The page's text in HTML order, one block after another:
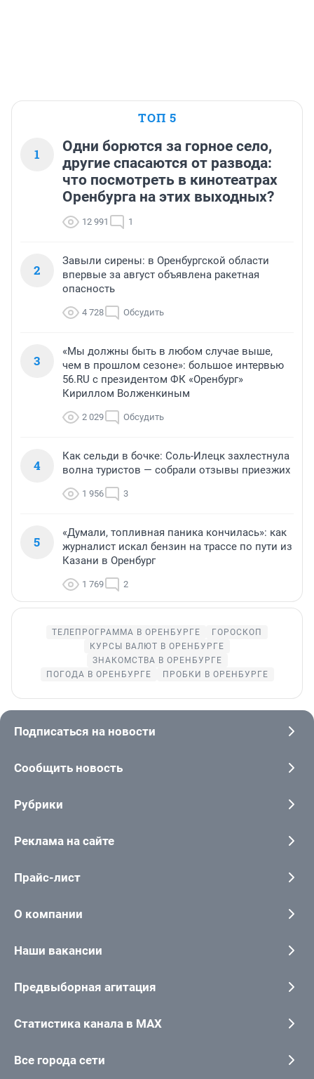
ТОП 5
1
Одни борются за горное село,
другие спасаются от развода:
что посмотреть в кинотеатрах
Оренбурга на этих выходных?
12 991 1
2
Завыли сирены: в Оренбургской области
впервые за август объявлена ракетная
опасность
4 728 Обсудить
3
«Мы должны быть в любом случае выше,
чем в прошлом сезоне»: большое интервью
56.RU с президентом ФК «Оренбург»
Кириллом Волженкиным
2 029 Обсудить
4
Как сельди в бочке: Соль-Илецк захлестнула
волна туристов — собрали отзывы приезжих
1 956 3
5
«Думали, топливная паника кончилась»: как
журналист искал бензин на трассе по пути из
Казани в Оренбург
1 769 2
ТЕЛЕПРОГРАММА В ОРЕНБУРГЕ
ГОРОСКОП
КУРСЫ ВАЛЮТ В ОРЕНБУРГЕ
ЗНАКОМСТВА В ОРЕНБУРГЕ
ПОГОДА В ОРЕНБУРГЕ
ПРОБКИ В ОРЕНБУРГЕ
Подписаться на новости
Сообщить новость
Рубрики
Реклама на сайте
Прайс-лист
О компании
Наши вакансии
Предвыборная агитация
Статистика канала в MAX
Все города сети